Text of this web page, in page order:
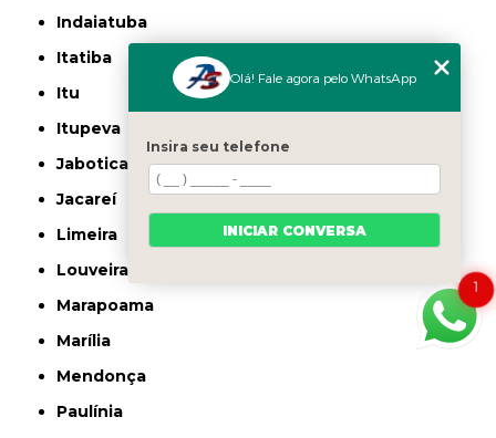
Indaiatuba
Itatiba
Itu
Itupeva
Jaboticabal
Jacareí
Limeira
Louveira
Marapoama
Marília
Mendonça
Paulínia
1
Olá! Fale agora pelo WhatsApp
Insira seu telefone
INICIAR CONVERSA